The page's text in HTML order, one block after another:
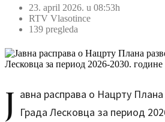
23. april 2026. u 08:53h
RTV Vlasotince
139 pregleda
Ј авна расправа о Нацрту Плана
Града Лесковца за период